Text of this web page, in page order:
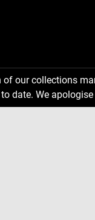
of our collections
date. We